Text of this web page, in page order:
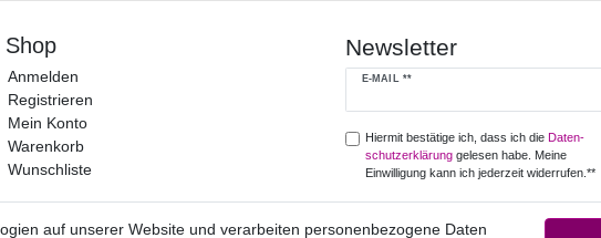
Shop
Anmelden
Registrieren
Mein Konto
Warenkorb
Wunschliste
Newsletter
E-MAIL **
Newsletter
Hiermit bestätige ich, dass ich die Daten­
schutz­erklärunggelesen habe. Meine
Einwilligung kann ich jederzeit widerrufen.**
Abonnieren
auf unserer Website und verarbeiten personenbezogene Daten